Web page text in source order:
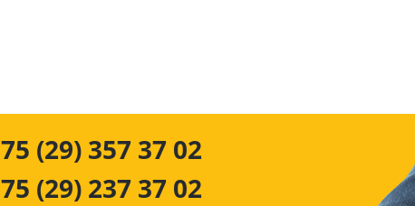
(29) 357 37 02
(29) 237 37 02